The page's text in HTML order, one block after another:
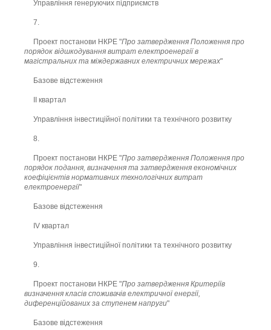
Управління генеруючих підприємств
7.
Проект постанови НКРЕ "Про затвердження Положення про
порядок відшкодування витрат електроенергії в
магістральних та міждержавних електричних мережах"
Базове відстеження
ІІ квартал
Управління інвестиційної політики та технічного розвитку
8.
Проект постанови НКРЕ "Про затвердження Положення про
порядок подання, визначення та затвердження економічних
коефіцієнтів нормативних технологічних витрат
електроенергії"
Базове відстеження
ІV квартал
Управління інвестиційної політики та технічного розвитку
9.
Проект постанови НКРЕ "Про затвердження Критеріїв
визначення класів споживачів електричної енергії,
диференційованих за ступенем напруги"
Базове відстеження